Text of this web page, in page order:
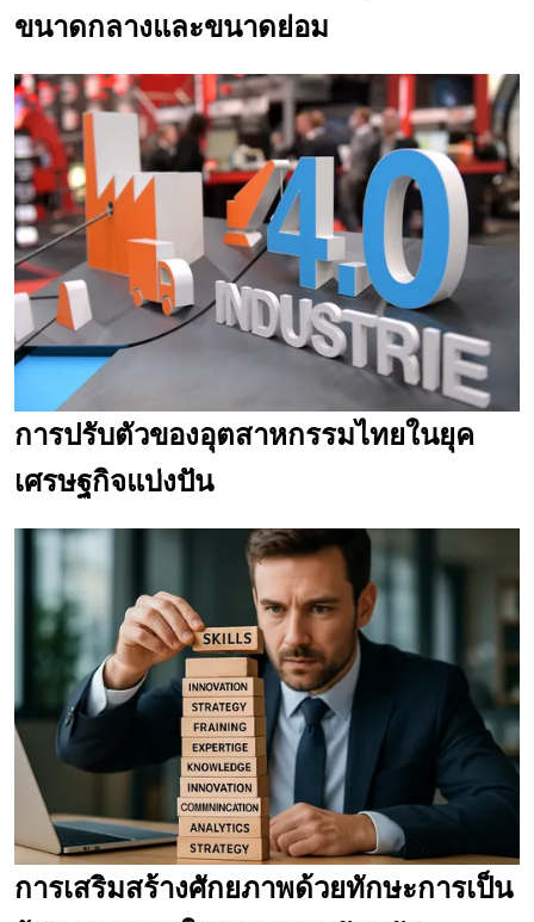
ขนาดกลางและขนาดย่อม
การปรับตัวของอุตสาหกรรมไทยในยุค
เศรษฐกิจแบ่งปัน
การเสริมสร้างศักยภาพด้วยทักษะการเป็น